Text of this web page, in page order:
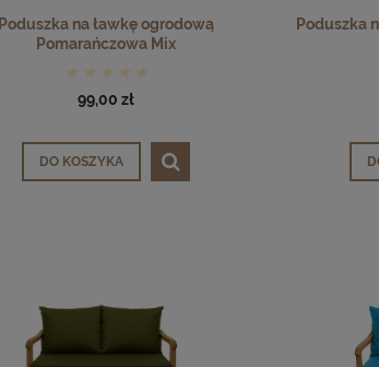
Poduszka na ławkę ogrodową
Pomarańczowa Mix
99,00 zł
DO KOSZYKA
Poduszka